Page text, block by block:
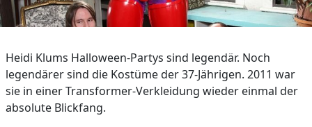
Heidi Klums Halloween-Partys sind legendär. Noch
legendärer sind die Kostüme der 37-Jährigen. 2011 war
sie in einer Transformer-Verkleidung wieder einmal der
absolute Blickfang.